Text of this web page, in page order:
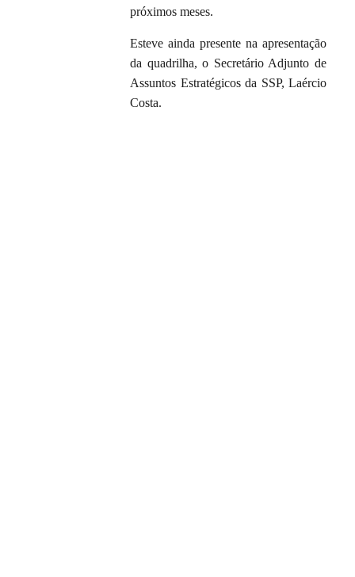
próximos meses.
Esteve ainda presente na apresentação
da quadrilha, o Secretário Adjunto de
Assuntos Estratégicos da SSP, Laércio
Costa.